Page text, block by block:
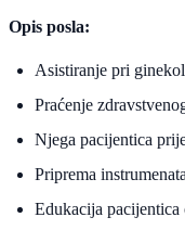
Opis posla:
Asistiranje pri
Praćenje
Njega pacijentica
Priprema
Edukacija